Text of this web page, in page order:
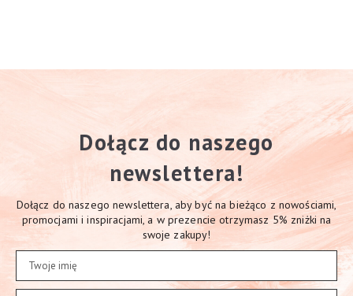
Dołącz do naszego
newslettera!
Dołącz do naszego newslettera, aby być na bieżąco z nowościami,
promocjami i inspiracjami, a w prezencie otrzymasz 5% zniżki na
swoje zakupy!